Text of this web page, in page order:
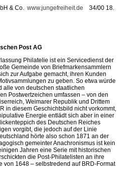
& Co. www.jungefreiheit.de 34/00 18.
Post AG
Philatelie ist ein Servicedienst der
Gemeinde von Briefmarkensammlern
zur Aufgabe gemacht, ihren Kunden
zu geben. So etwa würde
alle von deutschen staatlichen
Postwertzeichen umfassen – von den
Weimarer Republik und Drittem
in diesem Geschichtsbild nicht vorkommt,
Energie entlädt sich aber in einer
des Deutschen Reiches
vorgibt, die jedoch auf der Linie
hörte also schon 1871 an der
gemeinter Anachronismus ist kein
Jahren eine Serie mit historischen
die Post-Philatelisten an ihre
von 1648 – selbstredend auf BRD-Format